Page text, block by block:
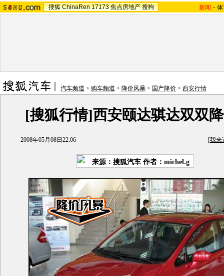
搜狐 ChinaRen 17173 焦点房地产 搜狗 新闻 -
汽车频道 > 购车频道 > 降价风暴 > 国产降价 > 西安行情
[搜狐行情]西安颐达骐达双双
2008年05月08日22:06 [我来
来源：搜狐汽车 作者：michel.g